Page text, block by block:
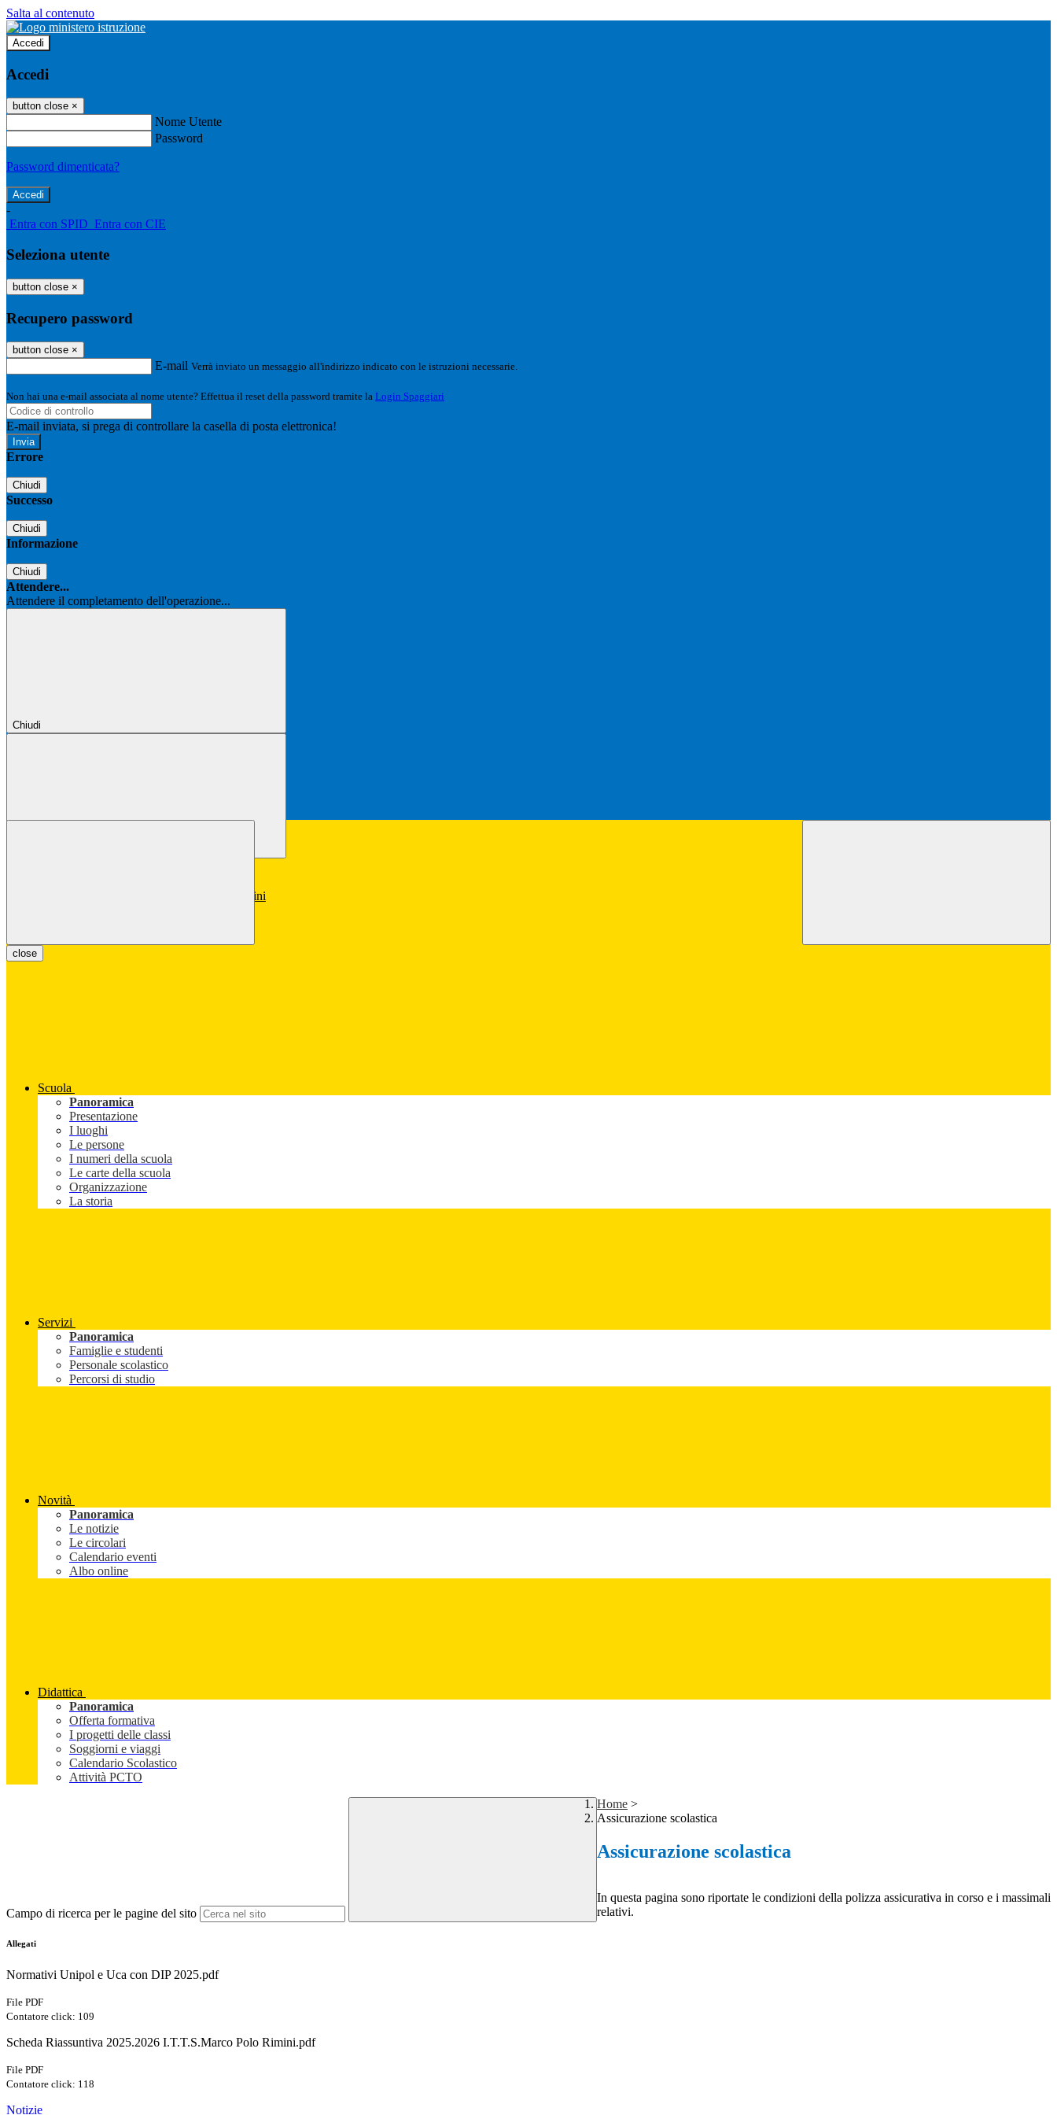
Salta al contenuto
Accedi
Accedi
button close ×
Nome Utente
Password
Password dimenticata?
-
Entra con SPID Entra con CIE
Seleziona utente
button close ×
Recupero password
button close ×
E-mail Verrà inviato un messaggio all'indirizzo indicato con le istruzioni necessarie.
Non hai una e-mail associata al nome utente? Effettua il reset della password tramite la Login Spaggiari
E-mail inviata, si prega di controllare la casella di posta elettronica!
Errore
Chiudi
Successo
Chiudi
Informazione
Chiudi
Attendere...
Attendere il completamento dell'operazione...
Chiudi
close
Scuola
Panoramica
Presentazione
I luoghi
Le persone
I numeri della scuola
Le carte della scuola
Organizzazione
La storia
Servizi
Panoramica
Famiglie e studenti
Personale scolastico
Percorsi di studio
Novità
Panoramica
Le notizie
Le circolari
Calendario eventi
Albo online
Didattica
Panoramica
Offerta formativa
I progetti delle classi
Soggiorni e viaggi
Calendario Scolastico
Attività PCTO
Campo di ricerca per le pagine del sito
Home >
Assicurazione scolastica
Assicurazione scolastica
In questa pagina sono riportate le condizioni della polizza assicurativa in corso e i massimali
relativi.
Allegati
Normativi Unipol e Uca con DIP 2025.pdf
File PDF
Contatore click: 109
Scheda Riassuntiva 2025.2026 I.T.T.S.Marco Polo Rimini.pdf
File PDF
Contatore click: 118
Notizie